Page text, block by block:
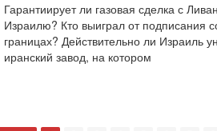
Гарантиирует ли газовая сделка с
Израилю? Кто выиграл от подписания
границах? Действительно ли Израиль
иранский завод, на котором